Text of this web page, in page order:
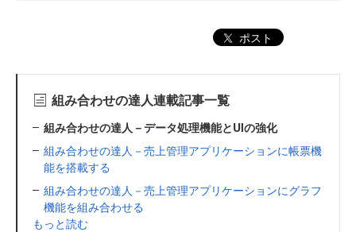
ポスト
組み合わせの達人連載記事一覧
組み合わせの達人－データ処理機能とUIの強化
組み合わせの達人－売上管理アプリケーションに帳票機
能を搭載する
組み合わせの達人－売上管理アプリケーションにグラフ
機能を組み合わせる
もっと読む